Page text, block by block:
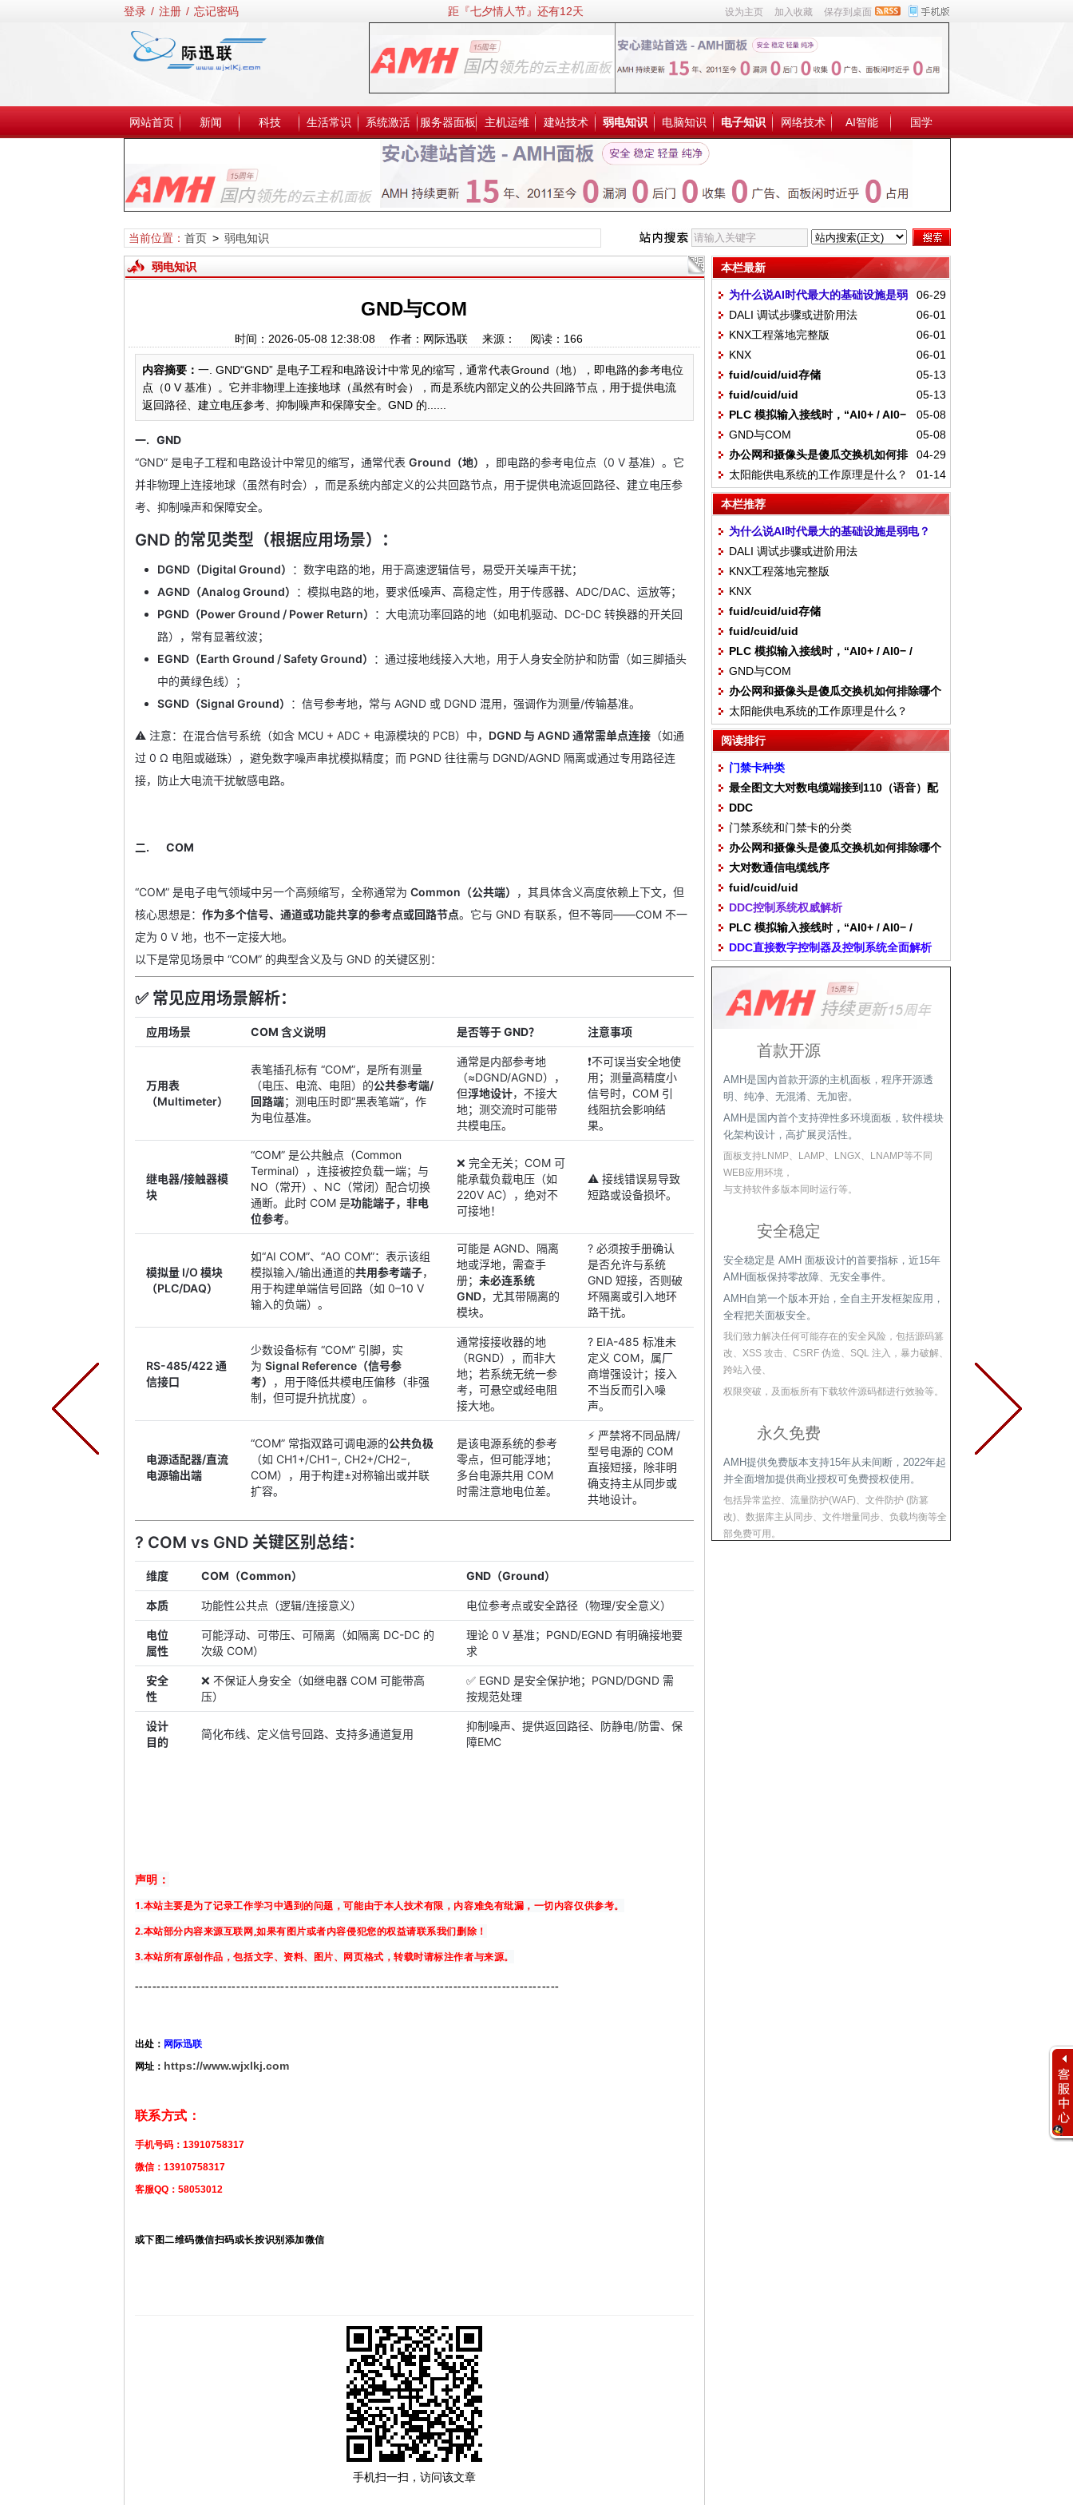
登录 / 注册 / 忘记密码 设为主页 加入收藏 保存到桌面
距『七夕情人节』还有12天
网站首页 新闻 科技 生活常识 系统激活 服务器面板 主机运维 建站技术 弱电知识 电脑知识 电子知识 网络技术 AI智能 国学
当前位置： 首页> 弱电知识
弱电知识
GND与COM
时间：2026-05-08 12:38:08 作者：网际迅联 来源： 阅读： 166
内容摘要： 一. GND“GND” 是电子工程和电路设计中常见的缩写，通常代表Ground（地），即电路的参考电位
点（0 V 基准）。它并非物理上连接地球（虽然有时会），而是系统内部定义的公共回路节点，用于提供电流
返回路径、建立电压参考、抑制噪声和保障安全。GND 的......
一. GND
“GND” 是电子工程和电路设计中常见的缩写，通常代表 Ground（地）
，即电路的参考电位点（0 V 基准）。它
并非物理上连接地球（虽然有时会），而是系统内部定义的公共回路节点，用于提供电流返回路径、建立电压参
考、抑制噪声和保障安全。
GND 的常见类型（根据应用场景）：
DGND（Digital Ground）
：数字电路的地，用于高速逻辑信号，易受开关噪声干扰；
AGND（Analog Ground）
：模拟电路的地，要求低噪声、高稳定性，用于传感器、ADC/DAC、运放等；
PGND（Power Ground / Power Return）
：大电流功率回路的地（如电机驱动、DC-DC 转换器的开关回
路），常有显著纹波；
EGND（Earth Ground / Safety Ground）
：通过接地线接入大地，用于人身安全防护和防雷（如三脚插头
中的黄绿色线）；
SGND（Signal Ground）
：信号参考地，常与 AGND 或 DGND 混用，强调作为测量/传输基准。
⚠️ 注意：在混合信号系统（如含 MCU + ADC + 电源模块的 PCB）中， DGND 与 AGND 通常需单点连接（如通
过 0 Ω 电阻或磁珠），避免数字噪声串扰模拟精度；而 PGND 往往需与 DGND/AGND 隔离或通过专用路径连
接，防止大电流干扰敏感电路。
二. COM
“COM” 是电子电气领域中另一个高频缩写，全称通常为 Common（公共端）
，其具体含义高度依赖上下文，但
核心思想是： 作为多个信号、通道或功能共享的参考点或回路节点。它与 GND 有联系，但不等同——COM 不一
定为 0 V 地，也不一定接大地。
以下是常见场景中 “COM” 的典型含义及与 GND 的关键区别：
✅ 常见应用场景解析：
应用场景 COM 含义说明 是否等于 GND？ 注意事项
万用表
（Multimeter）
表笔插孔标有 “COM”，是所有测量
（电压、电流、电阻）的公共参考端/
回路端；测电压时即“黑表笔端”，作
为电位基准。
通常是内部参考地
（≈DGND/AGND），
但浮地设计，不接大
地；测交流时可能带
共模电压。
❗不可误当安全地使
用；测量高精度小
信号时，COM 引
线阻抗会影响结
果。
继电器/接触器模
块
“COM” 是公共触点（Common
Terminal），连接被控负载一端；与
NO（常开）、NC（常闭）配合切换
通断。此时 COM 是功能端子，非电
位参考。
❌ 完全无关；COM 可
能承载负载电压（如
220V AC），绝对不
可接地！
⚠️ 接线错误易导致
短路或设备损坏。
模拟量 I/O 模块
（PLC/DAQ）
如“AI COM”、“AO COM”：表示该组
模拟输入/输出通道的共用参考端子，
用于构建单端信号回路（如 0–10 V
输入的负端）。
可能是 AGND、隔离
地或浮地，需查手
册； 未必连系统
GND，尤其带隔离的
模块。
? 必须按手册确认
是否允许与系统
GND 短接，否则破
坏隔离或引入地环
路干扰。
RS-485/422 通
信接口
少数设备标有 “COM” 引脚，实
为 Signal Reference（信号参
考）
，用于降低共模电压偏移（非强
制，但可提升抗扰度）。
通常接接收器的地
（RGND），而非大
地；若系统无统一参
考，可悬空或经电阻
接大地。
? EIA-485 标准未
定义 COM，属厂
商增强设计；接入
不当反而引入噪
声。
电源适配器/直流
电源输出端
“COM” 常指双路可调电源的公共负极
（如 CH1+/CH1−, CH2+/CH2−,
COM），用于构建±对称输出或并联
扩容。
是该电源系统的参考
零点，但可能浮地；
多台电源共用 COM
时需注意地电位差。
⚡ 严禁将不同品牌/
型号电源的 COM
直接短接，除非明
确支持主从同步或
共地设计。
? COM vs GND 关键区别总结：
维度 COM（Common） GND（Ground）
本质 功能性公共点（逻辑/连接意义） 电位参考点或安全路径（物理/安全意义）
电位
属性
可能浮动、可带压、可隔离（如隔离 DC-DC 的
次级 COM）
理论 0 V 基准；PGND/EGND 有明确接地要
求
安全
性
❌ 不保证人身安全（如继电器 COM 可能带高
压）
✅ EGND 是安全保护地；PGND/DGND 需
按规范处理
设计
目的
简化布线、定义信号回路、支持多通道复用
抑制噪声、提供返回路径、防静电/防雷、保
障EMC
声明：
1.本站主要是为了记录工作学习中遇到的问题，可能由于本人技术有限，内容难免有纰漏，一切内容仅供参考。
2.本站部分内容来源互联网,如果有图片或者内容侵犯您的权益请联系我们删除！
3.本站所有原创作品，包括文字、资料、图片、网页格式，转载时请标注作者与来源。
------------------------------------------------------------------------------------------------
出处： 网际迅联
网址： https://www.wjxlkj.com
联系方式：
手机号码：13910758317
微信：13910758317
客服QQ：58053012
或下图二维码微信扫码或长按识别添加微信
手机扫一扫，访问该文章
本栏最新
06-29
为什么说AI时代最大的基础设施是弱
电？
06-01
DALI 调试步骤或进阶用法
06-01
KNX工程落地完整版
06-01
KNX
05-13
fuid/cuid/uid存储
05-13
fuid/cuid/uid
05-08
PLC 模拟输入接线时，“AI0+ / AI0−
/ COM” 如何对应传感器？
05-08
GND与COM
04-29
办公网和摄像头是傻瓜交换机如何排
除哪个是摄像头
01-14
太阳能供电系统的工作原理是什么？
本栏推荐
为什么说AI时代最大的基础设施是弱电？
DALI 调试步骤或进阶用法
KNX工程落地完整版
KNX
fuid/cuid/uid存储
fuid/cuid/uid
PLC 模拟输入接线时，“AI0+ / AI0− /
COM” 如何对应传感器？
GND与COM
办公网和摄像头是傻瓜交换机如何排除哪个
是摄像头
太阳能供电系统的工作原理是什么？
阅读排行
门禁卡种类
最全图文大对数电缆端接到110（语音）配
线架，电话配线架打线
DDC
门禁系统和门禁卡的分类
办公网和摄像头是傻瓜交换机如何排除哪个
是摄像头
大对数通信电缆线序
fuid/cuid/uid
DDC控制系统权威解析
PLC 模拟输入接线时，“AI0+ / AI0− /
COM” 如何对应传感器？
DDC直接数字控制器及控制系统全面解析
首款开源
AMH是国内首款开源的主机面板，程序开源透
明、纯净、无混淆、无加密。
AMH是国内首个支持弹性多环境面板，软件模块
化架构设计，高扩展灵活性。
面板支持LNMP、LAMP、LNGX、LNAMP等不同
WEB应用环境，
与支持软件多版本同时运行等。
安全稳定
安全稳定是 AMH 面板设计的首要指标，近15年
AMH面板保持零故障、无安全事件。
AMH自第一个版本开始，全自主开发框架应用，
全程把关面板安全。
我们致力解决任何可能存在的安全风险，包括源码篡
改、XSS 攻击、CSRF 伪造、SQL 注入，暴力破解、
跨站入侵、
权限突破，及面板所有下载软件源码都进行效验等。
永久免费
AMH提供免费版本支持15年从未间断，2022年起
并全面增加提供商业授权可免费授权使用。
包括异常监控、流量防护(WAF)、文件防护 (防篡
改)、数据库主从同步、文件增量同步、负载均衡等全
部免费可用。